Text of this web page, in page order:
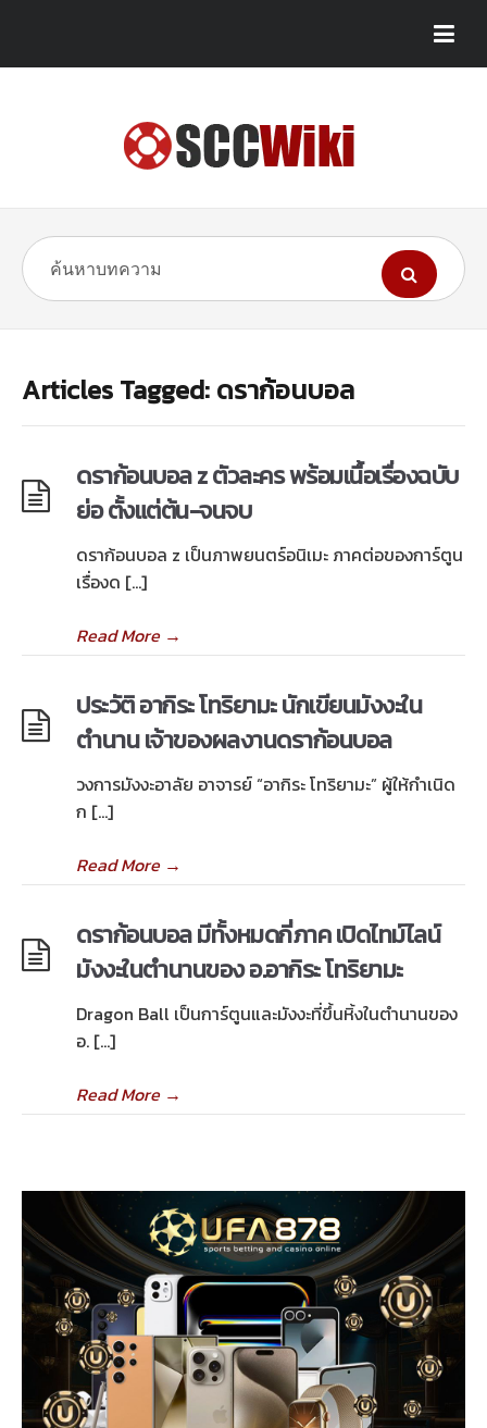
Articles Tagged: ดราก้อนบอล
ดราก้อนบอล z ตัวละคร พร้อมเนื้อเรื่องฉบับ
ย่อ ตั้งแต่ต้น-จนจบ
ดราก้อนบอล z เป็นภาพยนตร์อนิเมะ ภาคต่อของการ์ตูน
เรื่องด […]
Read More→
ประวัติ อากิระ โทริยามะ นักเขียนมังงะใน
ตำนาน เจ้าของผลงานดราก้อนบอล
วงการมังงะอาลัย อาจารย์ “อากิระ โทริยามะ” ผู้ให้กำเนิด
ก […]
Read More→
ดราก้อนบอล มีทั้งหมดกี่ภาค เปิดไทม์ไลน์
มังงะในตำนานของ อ.อากิระ โทริยามะ
Dragon Ball เป็นการ์ตูนและมังงะที่ขึ้นหิ้งในตำนานของ
อ. […]
Read More→